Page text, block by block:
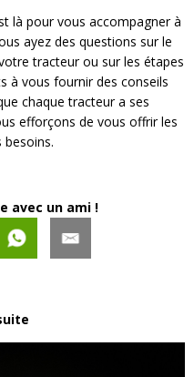
là pour vous accompagner à
ayez des questions sur le
tracteur ou sur les étapes
à vous fournir des conseils
chaque tracteur a ses
efforçons de vous offrir les
avec un ami !